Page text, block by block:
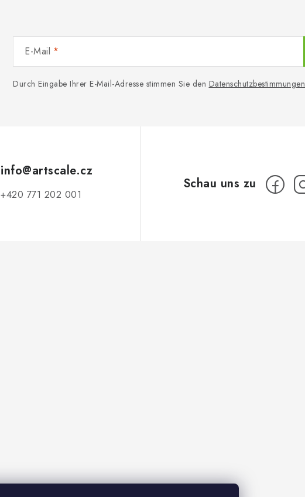
E-Mail
Durch Eingabe Ihrer E-Mail-Adresse stimmen Sie den Datenschutzbestimmungen
info@artscale.cz
+420 771 202 001​